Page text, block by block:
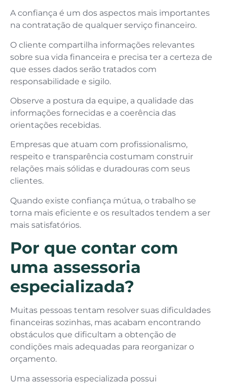
A confiança é um dos aspectos mais importantes
na contratação de qualquer serviço financeiro.
O cliente compartilha informações relevantes
sobre sua vida financeira e precisa ter a certeza de
que esses dados serão tratados com
responsabilidade e sigilo.
Observe a postura da equipe, a qualidade das
informações fornecidas e a coerência das
orientações recebidas.
Empresas que atuam com profissionalismo,
respeito e transparência costumam construir
relações mais sólidas e duradouras com seus
clientes.
Quando existe confiança mútua, o trabalho se
torna mais eficiente e os resultados tendem a ser
mais satisfatórios.
Por que contar com
uma assessoria
especializada?
Muitas pessoas tentam resolver suas dificuldades
financeiras sozinhas, mas acabam encontrando
obstáculos que dificultam a obtenção de
condições mais adequadas para reorganizar o
orçamento.
Uma assessoria especializada possui